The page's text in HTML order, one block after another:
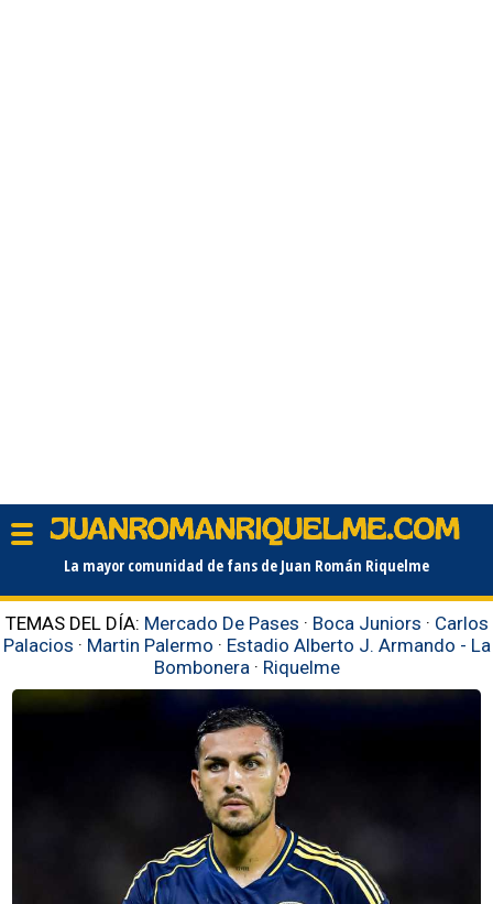
La mayor comunidad de fans de Juan Román Riquelme
TEMAS DEL DÍA: Mercado De Pases · Boca Juniors · Carlos
Palacios · Martin Palermo · Estadio Alberto J. Armando - La
Bombonera · Riquelme